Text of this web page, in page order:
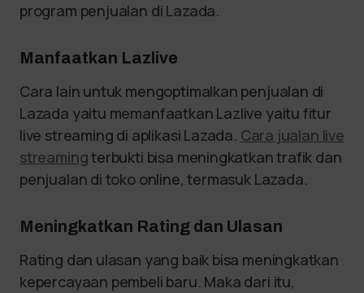
program penjualan di Lazada.
Manfaatkan Lazlive
Cara lain untuk mengoptimalkan penjualan di
Lazada yaitu memanfaatkan Lazlive yaitu fitur
live streaming di aplikasi Lazada. Cara jualan live
streamingterbukti bisa meningkatkan trafik dan
penjualan di toko online, termasuk Lazada.
Meningkatkan Rating dan Ulasan
Rating dan ulasan yang baik bisa meningkatkan
kepercayaan pembeli baru. Maka dari itu,